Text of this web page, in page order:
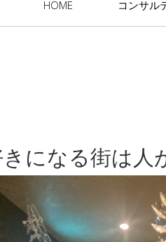
HOME コンサル
になる街は